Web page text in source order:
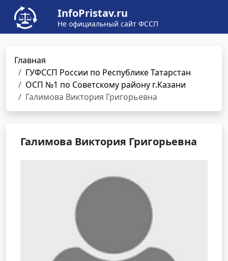
InfoPristav.ru
Не официальный сайт ФССП
Главная
ГУФССП России по Республике Татарстан
ОСП №1 по Советскому району г.Казани
Галимова Виктория Григорьевна
Галимова Виктория Григорьевна